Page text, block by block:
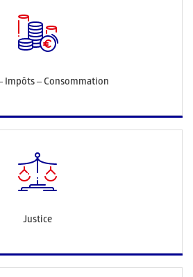
Impôts – Consommation
Justice